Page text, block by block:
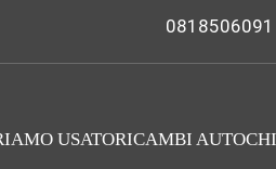
0818506091
USATORICAMBI AUTO